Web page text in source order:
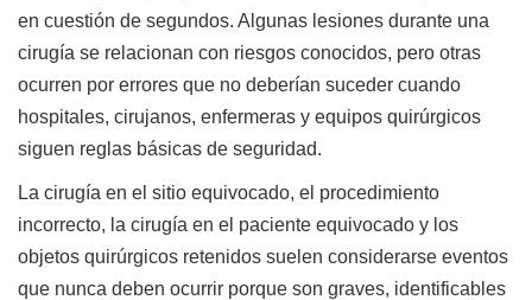
en cuestión de segundos. Algunas lesiones durante una
cirugía se relacionan con riesgos conocidos, pero otras
ocurren por errores que no deberían suceder cuando
hospitales, cirujanos, enfermeras y equipos quirúrgicos
siguen reglas básicas de seguridad.
La cirugía en el sitio equivocado, el procedimiento
incorrecto, la cirugía en el paciente equivocado y los
objetos quirúrgicos retenidos suelen considerarse eventos
que nunca deben ocurrir porque son graves, identificables